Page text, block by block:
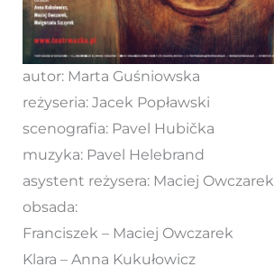
autor: Marta Guśniowska
reżyseria: Jacek Popławski
scenografia: Pavel Hubička
muzyka: Pavel Helebrand
asystent reżysera: Maciej Owczarek
obsada:
Franciszek – Maciej Owczarek
Klara – Anna Kukułowicz